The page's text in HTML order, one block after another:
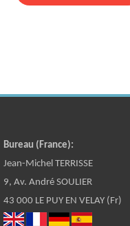
Bureau (France):
Jean-Michel TERRISSE
9, Av. André SOULIER
43 000 LE PUY EN VELAY (Fr)